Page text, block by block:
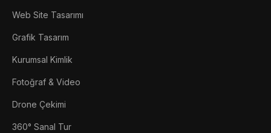
Web Site Tasarımı
Grafik Tasarım
Kurumsal Kimlik
Fotoğraf & Video
Drone Çekimi
360° Sanal Tur